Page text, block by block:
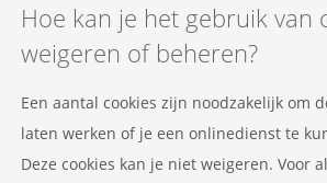
Hoe kan je het gebruik van
weigeren of beheren?
Een aantal cookies zijn noodzakelijk om
laten werken of je een onlinedienst te
Deze cookies kan je niet weigeren. Voor